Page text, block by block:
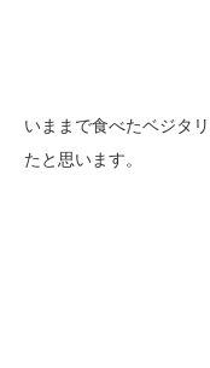
いままで食べたベジタ
たと思います。